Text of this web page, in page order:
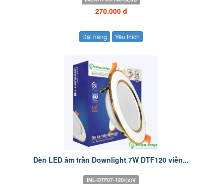
270.000 đ
Đặt hàng Yêu thích
Đèn LED âm trần Downlight 7W DTF120 viền...
INL-DTF07-120/(x)V